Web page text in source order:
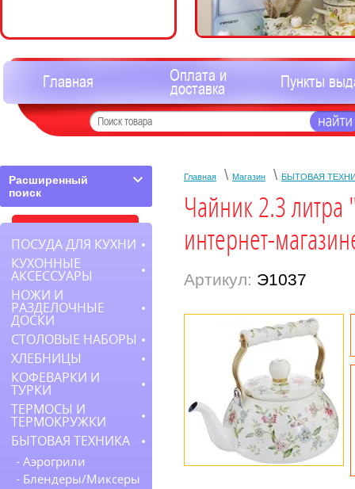
Главная Оплата и
доставка Пункты
Главная \ Магазин \ БЫТОВАЯ
Чайник 2.3
интернет-
Артикул: Э1037
Расширенный
поиск
ПОСУДА ДЛЯ КУХНИ
КУХОННЫЕ
АКСЕССУАРЫ
НОЖИ И
РАЗДЕЛОЧНЫЕ
ДОСКИ
СТОЛОВЫЕ НАБОРЫ
ХЛЕБНИЦЫ
КОФЕВАРКИ И
ТУРКИ
ТЕРМОСЫ И
ТЕРМОКРУЖКИ
БЫТОВАЯ ТЕХНИКА
Аэрогрили
Блендеры/Миксеры